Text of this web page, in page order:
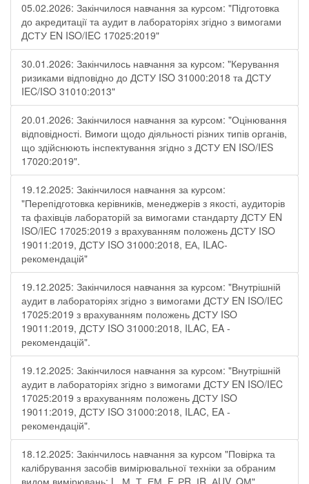
05.02.2026: Закінчилося навчання за курсом: "Підготовка
до акредитації та аудит в лабораторіях згідно з вимогами
ДСТУ EN ISO/IEC 17025:2019"
30.01.2026: Закінчилось навчання за курсом: "Керування
ризиками відповідно до ДСТУ ISO 31000:2018 та ДСТУ
IEC/ISO 31010:2013"
20.01.2026: Закінчилося навчання за курсом: "Оцінювання
відповідності. Вимоги щодо діяльності різних типів органів,
що здійснюють інспектування згідно з ДСТУ ЕN ISO/IES
17020:2019".
19.12.2025: Закінчилося навчання за курсом:
"Перепідготовка керівників, менеджерів з якості, аудиторів
та фахівців лабораторій за вимогами стандарту ДСТУ EN
ISO/IEC 17025:2019 з врахуванням положень ДСТУ ISO
19011:2019, ДСТУ ISO 31000:2018, ЕА, ILAC-
рекомендацій"
19.12.2025: Закінчилося навчання за курсом: "Внутрішній
аудит в лабораторіях згідно з вимогами ДСТУ EN ISO/IEC
17025:2019 з врахуванням положень ДСТУ ISO
19011:2019, ДСТУ ISO 31000:2018, ILAC, EA -
рекомендацій".
19.12.2025: Закінчилося навчання за курсом: "Внутрішній
аудит в лабораторіях згідно з вимогами ДСТУ EN ISO/IEC
17025:2019 з врахуванням положень ДСТУ ISO
19011:2019, ДСТУ ISO 31000:2018, ILAC, EA -
рекомендацій".
18.12.2025: Закінчилось навчання за курсом "Повірка та
калібрування засобів вимірювальної техніки за обраним
видом вимірювань: L, М, Т, ЕМ, F, РR, ІR, АUV, QМ"